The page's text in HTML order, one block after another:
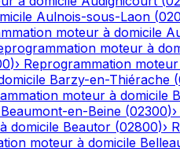
Aulnois-sous-Laon (
moteur à domicile
moteur à
)› Reprogrammation
Barzy-en-Thiérache (
moteur à domicile
Beaumont-en-Beine (02300)›
domicile Beautor (02800)›
moteur à domicile